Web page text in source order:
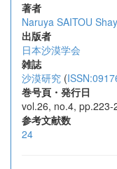
著者
Naruya SAITOU
出版者
日本沙漠学会
雑誌
沙漠研究 (
巻号頁・発行日
vol.26, no.4,
参考文献数
24